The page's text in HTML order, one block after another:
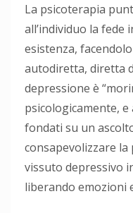
La psicoterapia
all’individuo la fede
esistenza,
autodiretta, diretta
depressione è
psicologicamente,
fondati su un
consapevolizzare la
vissuto depressivo
liberando emozioni